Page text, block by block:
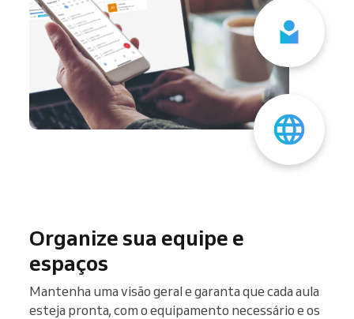
Organize sua equipe e
espaços
Mantenha uma visão geral e garanta que cada aula
esteja pronta, com o equipamento necessário e os